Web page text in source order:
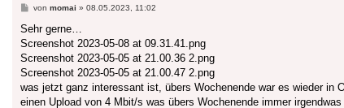
Beitrag
von momai » 08.05.2023, 11:02
Sehr gerne…
Screenshot 2023-05-08 at 09.31.41.png
Screenshot 2023-05-05 at 21.00.36 2.png
Screenshot 2023-05-05 at 21.00.47 2.png
was jetzt ganz interessant ist, übers Wochenende war es wieder in
einen Upload von 4 Mbit/s was übers Wochenende immer